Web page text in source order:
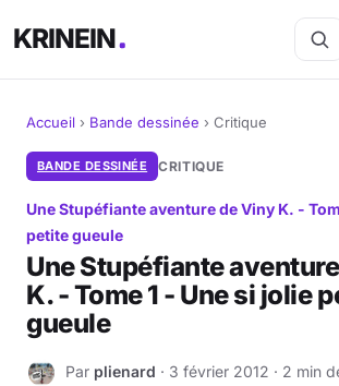
KRINEIN
Cinéma
Séries
Manga
BD
Livres
Accueil › Bande dessinée › Critique
BANDE DESSINÉE CRITIQUE
Une Stupéfiante aventure de Viny K. -
petite gueule
Une Stupéfiante
K. - Tome 1 - Une si jolie
gueule
P Par plienard · 3 février 2012 · 2 min